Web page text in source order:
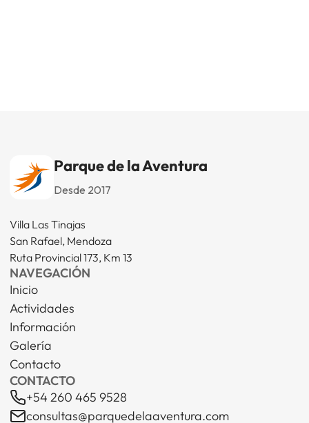
Parque de la Aventura
Desde 2017
Villa Las Tinajas
San Rafael, Mendoza
Ruta Provincial 173, Km 13
NAVEGACIÓN
Inicio
Actividades
Información
Galería
Contacto
CONTACTO
+54 260 465 9528
consultas@parquedelaaventura.com